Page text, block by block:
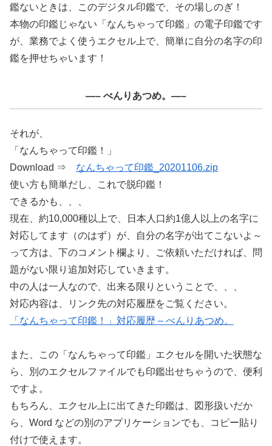
鑑ないときは、このデジタル印鑑で、その場しのぎ！
本物の印鑑じゃない「なんちゃって印鑑」の電子印鑑です
が、業務でよく使うエクセル上で、簡単に自分の名字の印
鑑を押せちゃいます！
—– べんりあつめ。—–
それが、
「なんちゃって印鑑！」
Download ⇒ なんちゃって印鑑_20201106.zip
使い方も簡単だし、これで脱印鑑！
できるかも、、、
現在、約10,000種以上で、日本人口約1億人以上の名字に
対応してます（のはず）が、自分の名字が出てこないよ～
って方は、下のコメント欄より、ご依頼いただければ、問
題がない限り追加対応していきます。
中の人は一人なので、出来る限りということで、、、
対応内容は、リンク先の対応履歴をご覧ください。
「なんちゃって印鑑！」対応履歴 – べんりあつめ。
また、この「なんちゃって印鑑」エクセルを開いた状態な
ら、別のエクセルファイルでも印鑑出せちゃうので、便利
ですよ。
もちろん、エクセル上に出てきた印鑑は、図形扱いだか
ら、Word などの別のアプリケーションでも、コピー貼り
付けで使えます。